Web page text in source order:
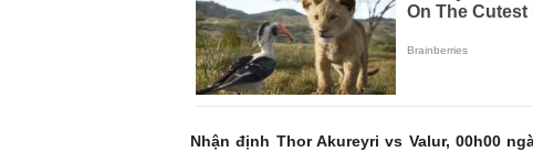
Nhận định Thor Akureyri vs Valur, 00h00